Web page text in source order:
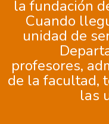
la fundación
Cuando
unidad de
profesores,
de la facultad,
las